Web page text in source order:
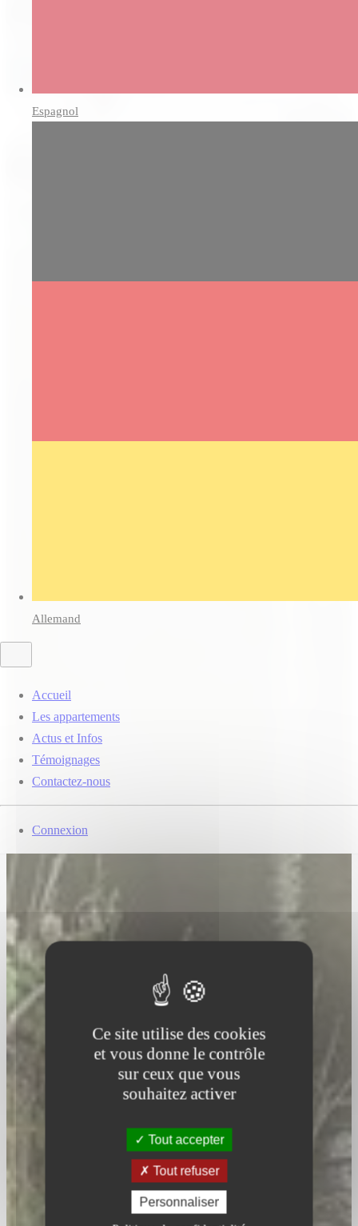
Espagnol
Allemand
Accueil
Les appartements
Actus et Infos
Témoignages
Contactez-nous
Connexion
Ce site utilise des cookies
et vous donne le contrôle
sur ceux que vous
souhaitez activer
Tout accepter
Tout refuser
Personnaliser